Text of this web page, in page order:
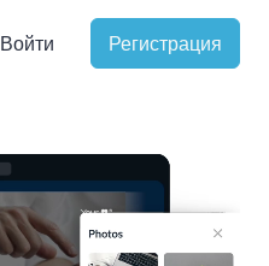
Войти Регистрация